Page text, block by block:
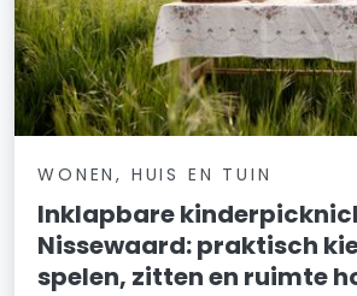
WONEN, HUIS EN TUIN
Inklapbare
Nissewaard: praktisch
spelen, zitten en ruimte